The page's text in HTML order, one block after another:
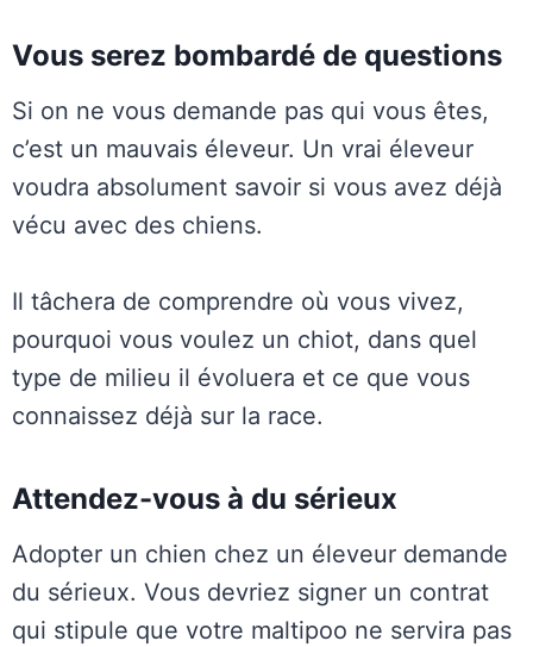
Vous serez bombardé de questions
Si on ne vous demande pas qui vous êtes,
c’est un mauvais éleveur. Un vrai éleveur
voudra absolument savoir si vous avez déjà
vécu avec des chiens.
Il tâchera de comprendre où vous vivez,
pourquoi vous voulez un chiot, dans quel
type de milieu il évoluera et ce que vous
connaissez déjà sur la race.
Attendez-vous à du sérieux
Adopter un chien chez un éleveur demande
du sérieux. Vous devriez signer un contrat
qui stipule que votre maltipoo ne servira pas